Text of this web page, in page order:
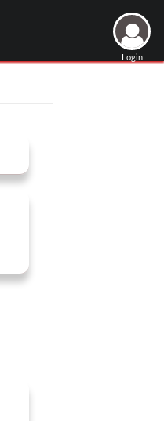
Login